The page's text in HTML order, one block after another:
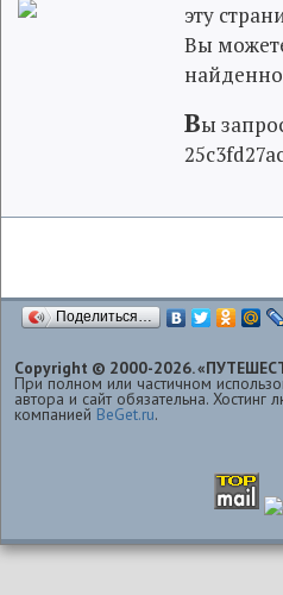
эту
Вы
Вы
Поделиться…
Copyright © 2000-2026.
При полном или частичном
автора и сайт обязательна. Хостинг
компанией BeGet.ru.